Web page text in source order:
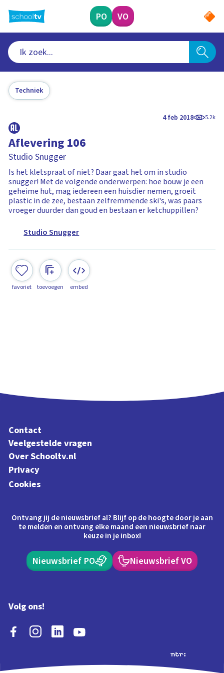
naar
hoofdinhoud
PO VO
Techniek
4 feb 2018 5.2k
Aflevering 106
Studio Snugger
Is het kletspraat of niet? Daar gaat het om in studio
snugger! Met de volgende onderwerpen: hoe bouw je een
geheime hut, mag iedereen een huisdier nemen, groeit
plastic in de zee, bestaan zelfremmende ski's, was paars
vroeger duurder dan goud en bestaan er ketchuppillen?
Studio Snugger
favoriet toevoegen embed
Contact
Veelgestelde vragen
Over Schooltv.nl
Privacy
Cookies
Ontvang jij de nieuwsbrief al? Blijf op de hoogte door je aan
te melden en ontvang elke maand een nieuwsbrief naar
keuze in je inbox!
Nieuwsbrief PO Nieuwsbrief VO
Volg ons!